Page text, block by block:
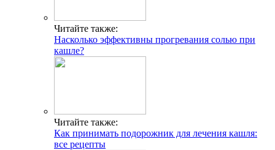
Читайте также:
Насколько эффективны прогревания солью при
кашле?
Читайте также:
Как принимать подорожник для лечения кашля:
все рецепты